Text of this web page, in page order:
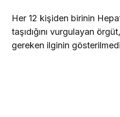
Her 12 kişiden birinin
taşıdığını vurgulayan
gereken ilginin